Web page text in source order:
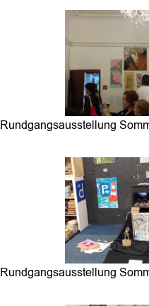
Rundgangsausstellung
Rundgangsausstellung